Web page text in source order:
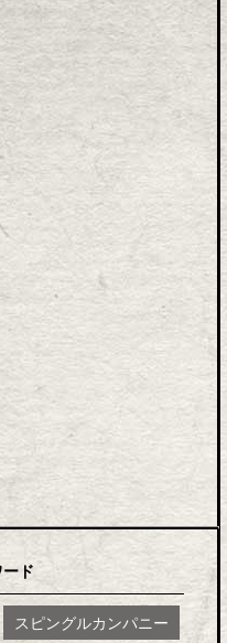
ド
スピングルカンパニー